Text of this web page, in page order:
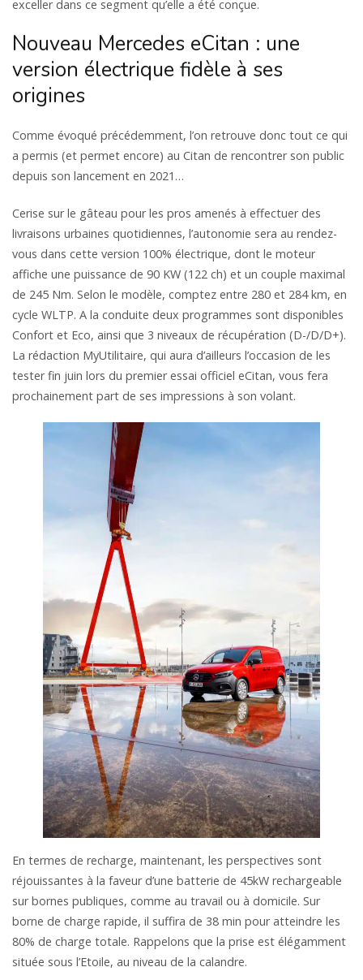
exceller dans ce segment qu’elle a été conçue.
Nouveau Mercedes eCitan : une
version électrique fidèle à ses
origines
Comme évoqué précédemment, l’on retrouve donc tout ce qui
a permis (et permet encore) au Citan de rencontrer son public
depuis son lancement en 2021…
Cerise sur le gâteau pour les pros amenés à effectuer des
livraisons urbaines quotidiennes, l’autonomie sera au rendez-
vous dans cette version 100% électrique, dont le moteur
affiche une puissance de 90 KW (122 ch) et un couple maximal
de 245 Nm. Selon le modèle, comptez entre 280 et 284 km, en
cycle WLTP. A la conduite deux programmes sont disponibles
Confort et Eco, ainsi que 3 niveaux de récupération (D-/D/D+).
La rédaction MyUtilitaire, qui aura d’ailleurs l’occasion de les
tester fin juin lors du premier essai officiel eCitan, vous fera
prochainement part de ses impressions à son volant.
En termes de recharge, maintenant, les perspectives sont
réjouissantes à la faveur d’une batterie de 45kW rechargeable
sur bornes publiques, comme au travail ou à domicile. Sur
borne de charge rapide, il suffira de 38 min pour atteindre les
80% de charge totale. Rappelons que la prise est élégamment
située sous l’Etoile, au niveau de la calandre.